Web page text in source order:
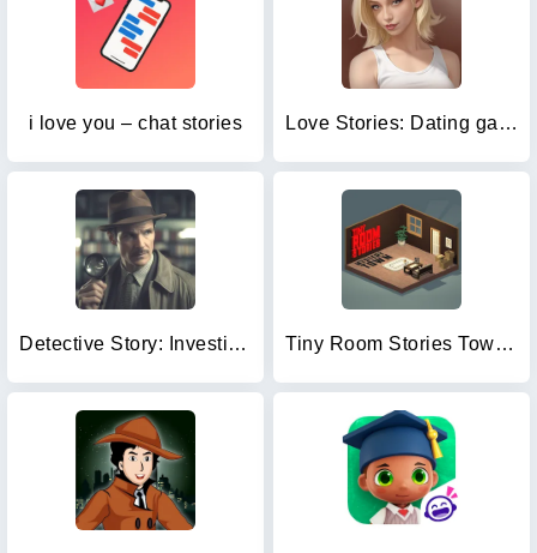
i love you – chat stories Love Stories: Dating game
Detective Story: Investigation Tiny Room Stories Town Mystery